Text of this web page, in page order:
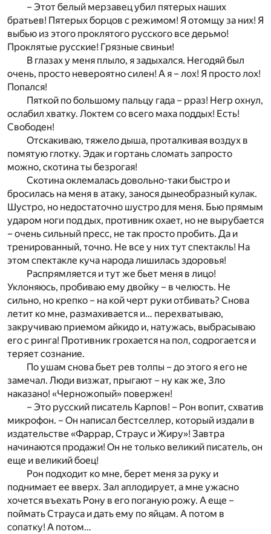
– Этот белый мерзавец убил пятерых наших
братьев! Пятерых борцов с режимом! Я отомщу за них! Я
выбью из этого проклятого русского все дерьмо!
Проклятые русские! Грязные свиньи!
В глазах у меня плыло, я задыхался. Негодяй был
очень, просто невероятно силен! А я – лох! Я просто лох!
Попался!
Пяткой по большому пальцу гада – рраз! Негр охнул,
ослабил хватку. Локтем со всего маха поддых! Есть!
Свободен!
Отскакиваю, тяжело дыша, проталкивая воздух в
помятую глотку. Эдак и гортань сломать запросто
можно, скотина ты безрогая!
Скотина оклемалась довольно-таки быстро и
бросилась на меня в атаку, занося дынеобразный кулак.
Шустро, но недостаточно шустро для меня. Бью прямым
ударом ноги под дых, противник охает, но не вырубается
– очень сильный пресс, не так просто пробить. Да и
тренированный, точно. Не все у них тут спектакль! На
этом спектакле куча народа лишилась здоровья!
Распрямляется и тут же бьет меня в лицо!
Уклоняюсь, пробиваю ему двойку – в челюсть. Не
сильно, но крепко – на кой черт руки отбивать? Снова
летит ко мне, размахивается и… перехватываю,
закручиваю приемом айкидо и, натужась, выбрасываю
его с ринга! Противник грохается на пол, содрогается и
теряет сознание.
По ушам снова бьет рев толпы – до этого я его не
замечал. Люди визжат, прыгают – ну как же, Зло
наказано! «Черножопый» повержен!
– Это русский писатель Карпов! – Рон вопит, схватив
микрофон. – Он написал бестселлер, который издали в
издательстве «Фаррар, Страус и Жиру»! Завтра
начинаются продажи! Он не только великий писатель, он
еще и великий боец!
Рон подходит ко мне, берет меня за руку и
поднимает ее вверх. Зал аплодирует, а мне ужасно
хочется въехать Рону в его поганую рожу. А еще –
поймать Страуса и дать ему по яйцам. А потом в
сопатку! А потом…